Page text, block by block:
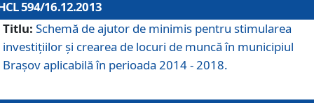
594/16.12.2013
Titlu: Schemă de ajutor de minimis pentru stimularea
investiţiilor şi crearea de locuri de muncă în municipiul
Braşov aplicabilă în perioada 2014 - 2018.